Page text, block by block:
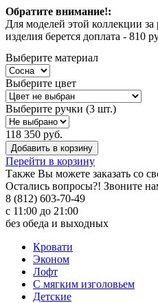
Обратите внимание!:
Для моделей этой коллекции
изделия берется доплата - 810
Выберите материал
Выберите цвет
Выберите ручки (3 шт.)
118 350 руб.
Добавить в корзину
Перейти в корзину
Также Вы можете заказать со
Остались вопросы?! Звоните
8 (812) 603-70-49
с 11:00 до 21:00
без обеда и выходных
Кровати
Эконом
Лофт
С мягким изголовьем
Детские